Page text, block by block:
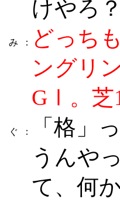
けやろ？
み ：
どっち
ングリ
GⅠ。芝
ぐ ：
「格」
うんや
て、何